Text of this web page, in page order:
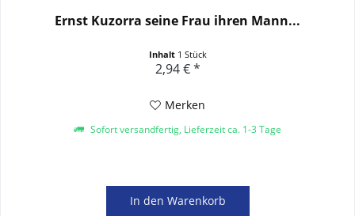
Ernst Kuzorra seine Frau ihren Mann...
Inhalt 1 Stück
2,94 € *
Merken
Sofort versandfertig, Lieferzeit ca. 1-3 Tage
In den Warenkorb